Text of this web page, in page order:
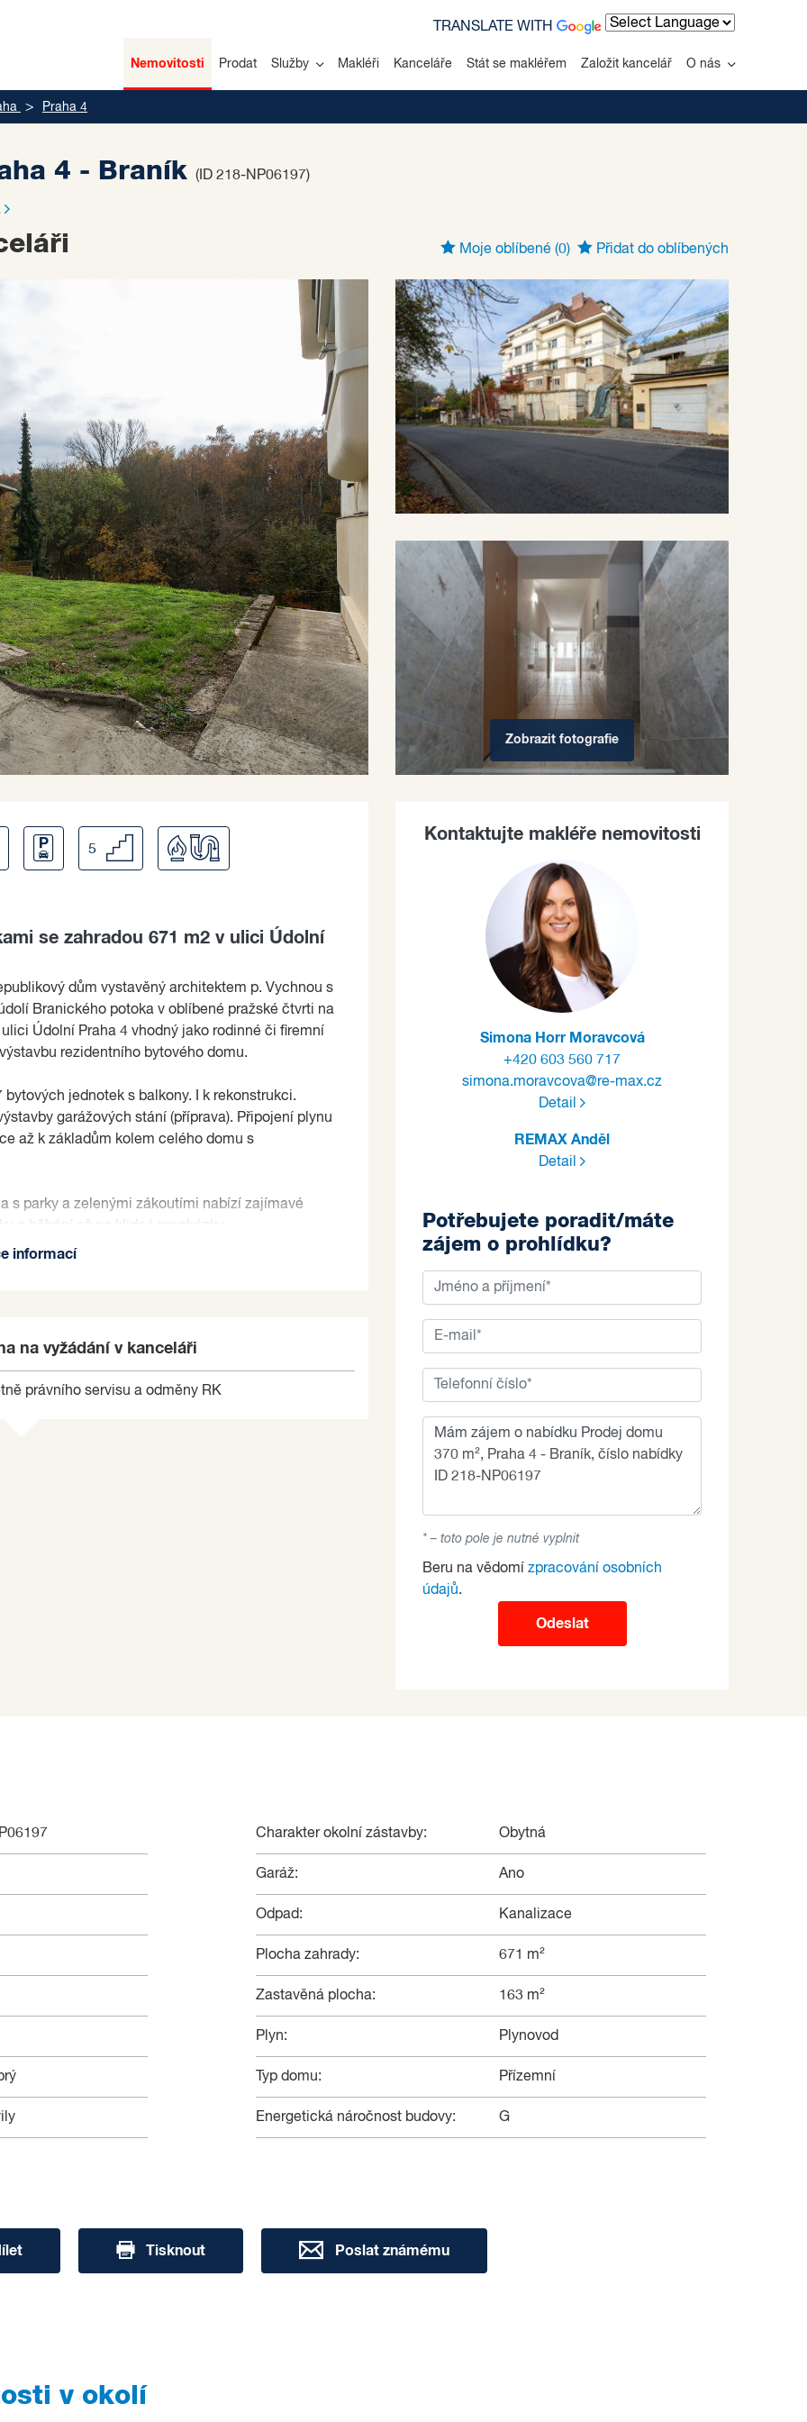
Nemovitosti Prodat Služby Makléři Kanceláře Stát se makléřem Založit kancelář O nás
TRANSLATE WITH
Praha 4
4 - Braník (ID 218-NP06197)
Moje oblíbené (0) Přidat do oblíbených
Zobrazit fotografie
5
se zahradou 671 m2 v ulici Údolní
dům vystavěný architektem p. Vychnou s
Branického potoka v oblíbené pražské čtvrti na
Údolní Praha 4 vhodný jako rodinné či firemní
rezidentního bytového domu.
jednotek s balkony. I k rekonstrukci.
garážových stání (příprava). Připojení plynu
až k základům kolem celého domu s
s parky a zelenými zákoutími nabízí zajímavé
dostupnost do centra Prahy. MHD -
informací
na vyžádání v kanceláři
právního servisu a odměny RK
Kontaktujte makléře nemovitosti
Simona Horr Moravcová
+420 603 560 717
simona.moravcova@re-max.cz
Detail
REMAX Anděl
Detail
Potřebujete poradit/máte
zájem o prohlídku?
* – toto pole je nutné vyplnit
Beru na vědomí zpracování osobních
údajů.
Odeslat
Charakter okolní zástavby: Obytná
Garáž: Ano
Odpad: Kanalizace
Plocha zahrady: 671 m²
Zastavěná plocha: 163 m²
Plyn: Plynovod
Typ domu: Přízemní
Energetická náročnost budovy: G
Tisknout Poslat známému
v okolí